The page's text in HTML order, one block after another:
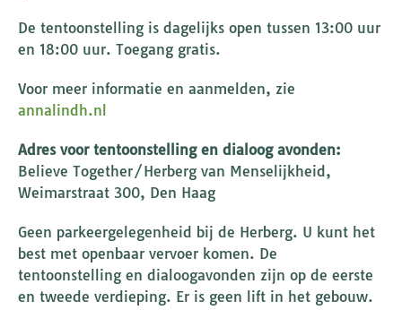
De tentoonstelling is dagelijks open tussen 13:00 uur
en 18:00 uur. Toegang gratis.
Voor meer informatie en aanmelden, zie
annalindh.nl
Adres voor tentoonstelling en dialoog avonden:
Believe Together/Herberg van Menselijkheid,
Weimarstraat 300, Den Haag
Geen parkeergelegenheid bij de Herberg. U kunt het
best met openbaar vervoer komen. De
tentoonstelling en dialoogavonden zijn op de eerste
en tweede verdieping. Er is geen lift in het gebouw.